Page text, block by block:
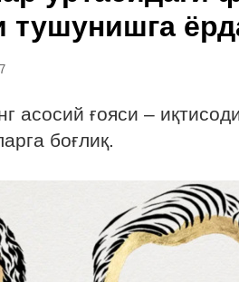
тушунишга
асосий ғояси –
боғлиқ.